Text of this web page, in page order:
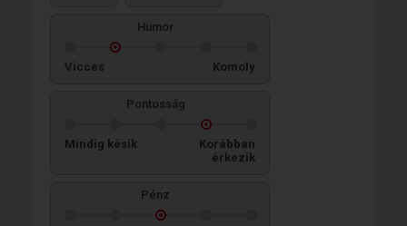
Humor
Vicces Komoly
Pontosság
Mindig késik
Korábban
érkezik
Pénz